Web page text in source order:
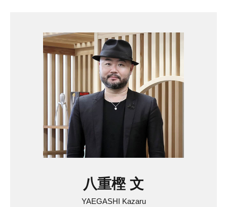
八重樫 文
YAEGASHI Kazaru